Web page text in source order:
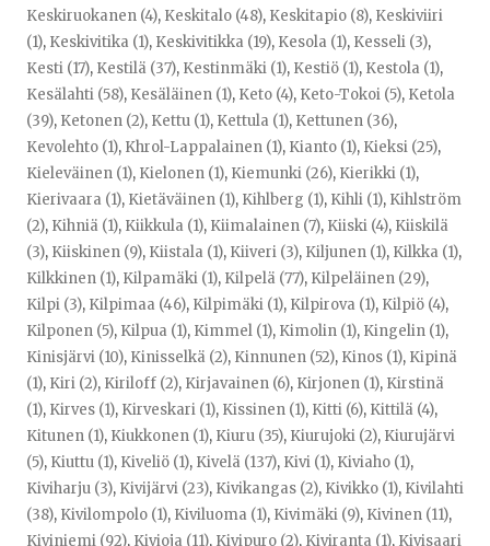
Keskiruokanen (4), Keskitalo (48), Keskitapio (8), Keskiviiri
(1), Keskivitika (1), Keskivitikka (19), Kesola (1), Kesseli (3),
Kesti (17), Kestilä (37), Kestinmäki (1), Kestiö (1), Kestola (1),
Kesälahti (58), Kesäläinen (1), Keto (4), Keto-Tokoi (5), Ketola
(39), Ketonen (2), Kettu (1), Kettula (1), Kettunen (36),
Kevolehto (1), Khrol-Lappalainen (1), Kianto (1), Kieksi (25),
Kieleväinen (1), Kielonen (1), Kiemunki (26), Kierikki (1),
Kierivaara (1), Kietäväinen (1), Kihlberg (1), Kihli (1), Kihlström
(2), Kihniä (1), Kiikkula (1), Kiimalainen (7), Kiiski (4), Kiiskilä
(3), Kiiskinen (9), Kiistala (1), Kiiveri (3), Kiljunen (1), Kilkka (1),
Kilkkinen (1), Kilpamäki (1), Kilpelä (77), Kilpeläinen (29),
Kilpi (3), Kilpimaa (46), Kilpimäki (1), Kilpirova (1), Kilpiö (4),
Kilponen (5), Kilpua (1), Kimmel (1), Kimolin (1), Kingelin (1),
Kinisjärvi (10), Kinisselkä (2), Kinnunen (52), Kinos (1), Kipinä
(1), Kiri (2), Kiriloff (2), Kirjavainen (6), Kirjonen (1), Kirstinä
(1), Kirves (1), Kirveskari (1), Kissinen (1), Kitti (6), Kittilä (4),
Kitunen (1), Kiukkonen (1), Kiuru (35), Kiurujoki (2), Kiurujärvi
(5), Kiuttu (1), Kiveliö (1), Kivelä (137), Kivi (1), Kiviaho (1),
Kiviharju (3), Kivijärvi (23), Kivikangas (2), Kivikko (1), Kivilahti
(38), Kivilompolo (1), Kiviluoma (1), Kivimäki (9), Kivinen (11),
Kiviniemi (92), Kivioja (11), Kivipuro (2), Kiviranta (1), Kivisaari